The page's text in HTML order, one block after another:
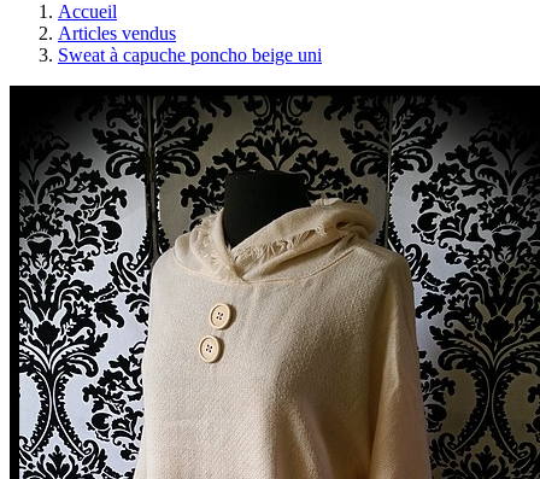
Accueil
Articles vendus
Sweat à capuche poncho beige uni